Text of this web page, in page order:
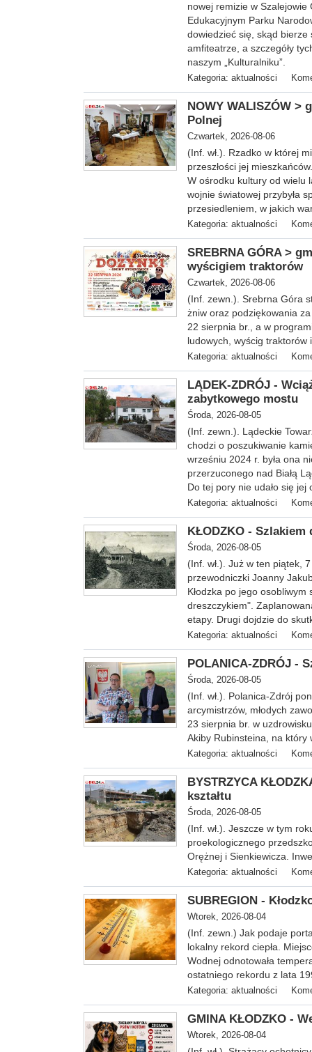
nowej remizie w
Edukacyjnym Parku
dowiedzieć się, skąd bierze
amfiteatrze, a szczegóły
naszym „Kulturalniku”.
Kategoria: aktualności
NOWY WALISZÓW >
Polnej
Czwartek, 2026-08-06
(Inf. wł.). Rzadko w której
przeszłości jej
W ośrodku kultury od wielu
wojnie światowej przybyła
przesiedleniem, w jakich
Kategoria: aktualności
SREBRNA GÓRA >
wyścigiem traktorów
Czwartek, 2026-08-06
(Inf. zewn.). Srebrna Góra
żniw oraz podziękowania
22 sierpnia br., a w
ludowych, wyścig traktorów
Kategoria: aktualności
LĄDEK-ZDRÓJ -
zabytkowego mostu
Środa, 2026-08-05
(Inf. zewn.). Lądeckie
chodzi o poszukiwanie
wrześniu 2024 r. była ona
przerzuconego nad Białą
Do tej pory nie udało się jej
Kategoria: aktualności
KŁODZKO -
Środa, 2026-08-05
(Inf. wł. ). Już w ten piątek,
przewodniczki Joanny
Kłodzka po jego
dreszczykiem".
etapy. Drugi dojdzie do
Kategoria: aktualności
POLANICA-ZDRÓJ -
Środa, 2026-08-05
(Inf. wł.). Polanica-Zdrój
arcymistrzów, młodych
23 sierpnia br. w
Akiby Rubinsteina, na który
Kategoria: aktualności
BYSTRZYCA
kształtu
Środa, 2026-08-05
(Inf. wł.). Jeszcze w tym
proekologicznego
Orężnej i Sienkiewicza.
Kategoria: aktualności
SUBREGION -
Wtorek, 2026-08-04
(Inf. zewn.) Jak podaje
lokalny rekord ciepła.
Wodnej odnotowała
ostatniego rekordu z lata
Kategoria: aktualności
GMINA KŁODZKO -
Wtorek, 2026-08-04